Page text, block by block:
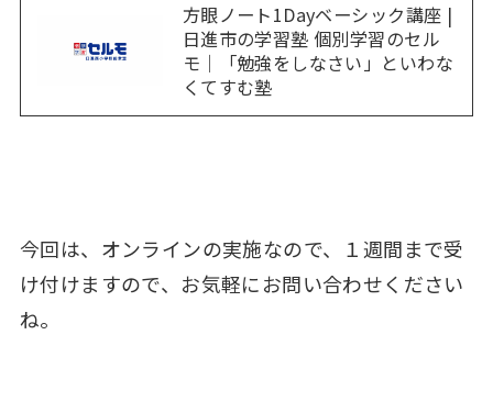
方眼ノート1Dayベーシック講座 |
日進市の学習塾 個別学習のセル
モ｜「勉強をしなさい」といわな
くてすむ塾
今回は、オンラインの実施なので、１週間まで受
け付けますので、お気軽にお問い合わせください
ね。